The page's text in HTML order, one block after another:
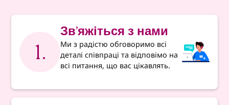
1.
Зв'яжіться з нами
Ми з радістю обговоримо всі
деталі співпраці та відповімо на
всі питання, що вас цікавлять.